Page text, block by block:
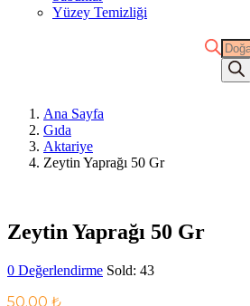
Yüzey Temizliği
Ana Sayfa
Gıda
Aktariye
Zeytin Yaprağı 50 Gr
Zeytin Yaprağı 50 Gr
0 Değerlendirme Sold: 43
50.00 ₺